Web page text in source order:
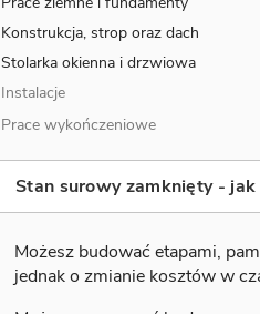
Konstrukcja, strop oraz dach
Stolarka okienna i drzwiowa
Instalacje
Prace wykończeniowe
Stan surowy zamknięty - jak
Możesz budować etapami,
jednak o zmianie kosztów w